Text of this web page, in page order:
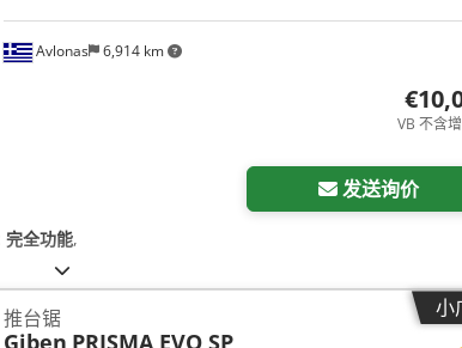
Avlonas 6,914 km
VB 不含
发送询价
完全功能,
小
推台锯